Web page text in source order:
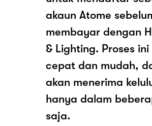
akaun Atome
membayar dengan
& Lighting. Proses
cepat dan mudah,
akan menerima
hanya dalam
saja.